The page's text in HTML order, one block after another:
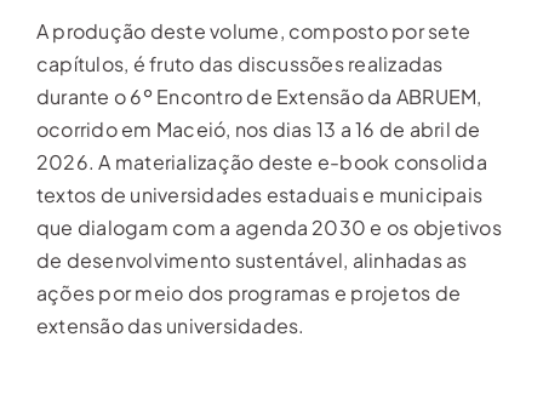
A produção deste volume, composto por sete
capítulos, é fruto das discussões realizadas
durante o 6º Encontro de Extensão da ABRUEM,
ocorrido em Maceió, nos dias 13 a 16 de abril de
2026. A materialização deste e-book consolida
textos de universidades estaduais e municipais
que dialogam com a agenda 2030 e os objetivos
de desenvolvimento sustentável, alinhadas as
ações por meio dos programas e projetos de
extensão das universidades.